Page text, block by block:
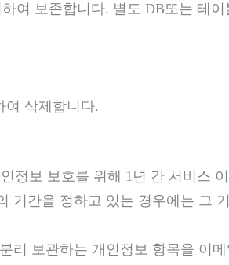
여 보존합니다. 별도 DB또는 테
여 삭제합니다.
정보 보호를 위해 1년 간 서비스
기간을 정하고 있는 경우에는 그
리 보관하는 개인정보 항목을 이